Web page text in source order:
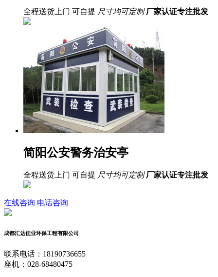
全程送货上门 可自提 尺寸均可定制 厂家认证专注批发
简阳公安警务治安亭
全程送货上门 可自提 尺寸均可定制 厂家认证专注批发
在线咨询 电话咨询
成都汇达佳业环保工程有限公司
联系电话：18190736655
座机：028-68480475